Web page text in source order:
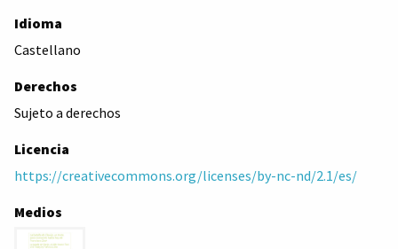
Idioma
Castellano
Derechos
Sujeto a derechos
Licencia
https://creativecommons.org/licenses/by-nc-nd/2.1/es/
Medios